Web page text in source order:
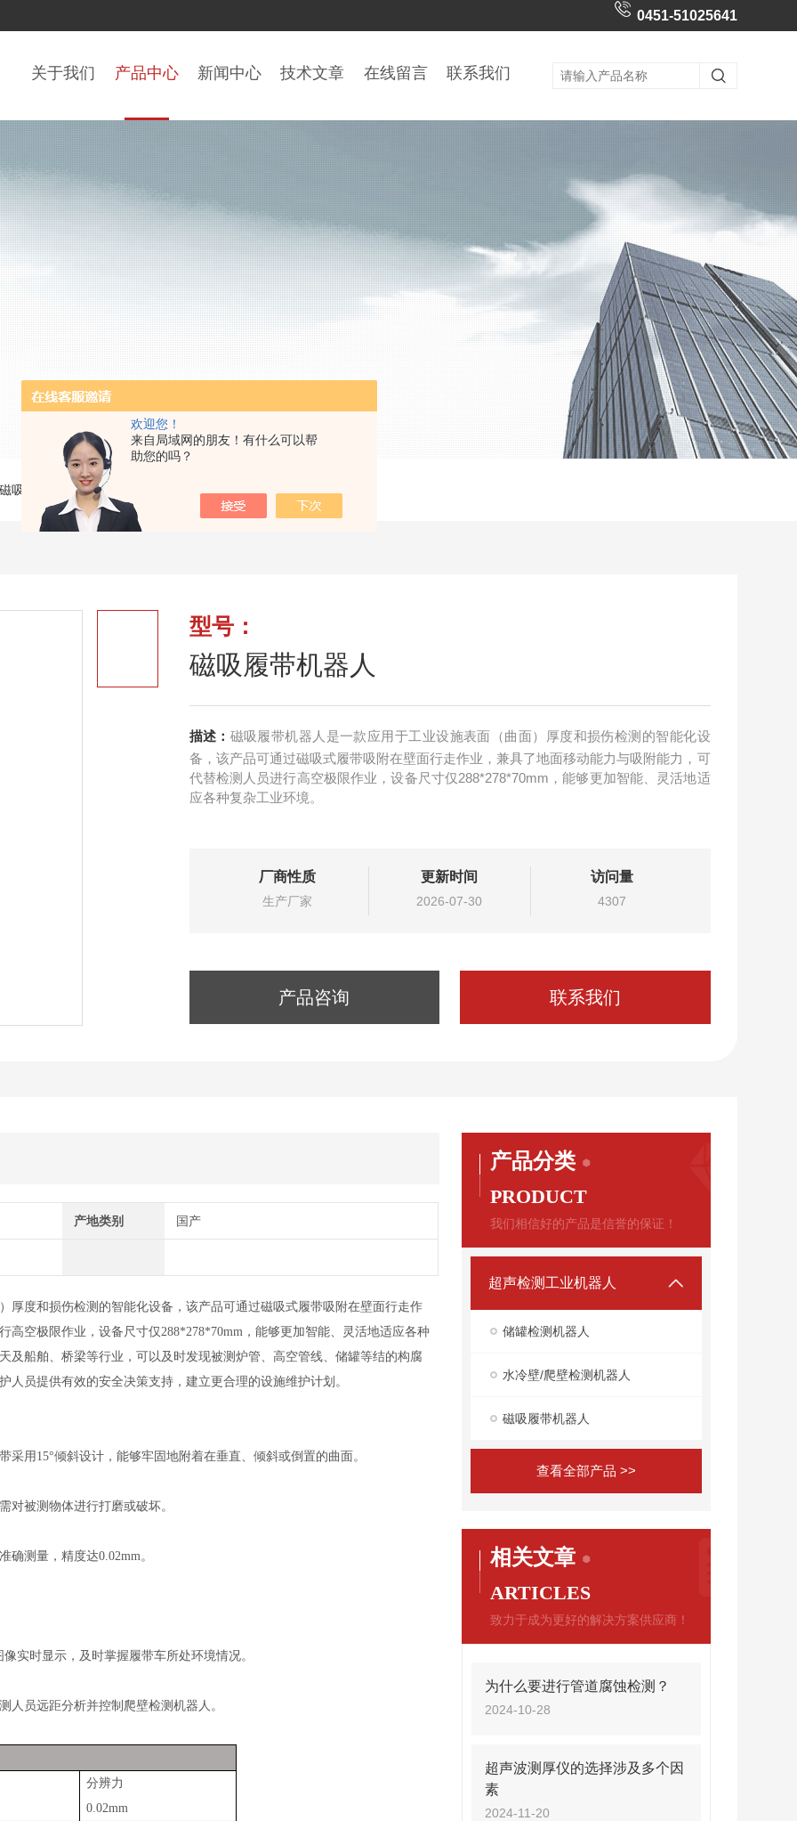
欢迎您！
来自局域网的朋友！有什么可以帮
助您的吗？
0451-51025641
关于我们 产品中心 新闻中心 技术文章 在线留言 联系我们
磁吸履带机器人>
型号：
磁吸履带机器人
描述： 磁吸履带机器人是一款应用于工业设施表面（曲面）厚度和损伤检测的智能化设
备，该产品可通过磁吸式履带吸附在壁面行走作业，兼具了地面移动能力与吸附能力，可
代替检测人员进行高空极限作业，设备尺寸仅288*278*70mm，能够更加智能、灵活地适
应各种复杂工业环境。
厂商性质
生产厂家
更新时间
2026-07-30
访问量
4307
产品咨询 联系我们
产地类别 国产
厚度和损伤检测的智能化设备，该产品可通过磁吸式履带吸附在壁面行走作
高空极限作业，设备尺寸仅288*278*70mm，能够更加智能、灵活地适应各种
及船舶、桥梁等行业，可以及时发现被测炉管、高空管线、储罐等结的构腐
员提供有效的安全决策支持，建立更合理的设施维护计划。
15°倾斜设计，能够牢固地附着在垂直、倾斜或倒置的曲面。
被测物体进行打磨或破坏。
测量，精度达0.02mm。
时显示，及时掌握履带车所处环境情况。
员远距分析并控制爬壁检测机器人。
分辨力
0.02mm
产品分类
PRODUCT
我们相信好的产品是信誉的保证！
超声检测工业机器人
储罐检测机器人
水冷壁/爬壁检测机器人
磁吸履带机器人
查看全部产品 >>
相关文章
ARTICLES
致力于成为更好的解决方案供应商！
为什么要进行管道腐蚀检测？
2024-10-28
超声波测厚仪的选择涉及多个因
素
2024-11-20